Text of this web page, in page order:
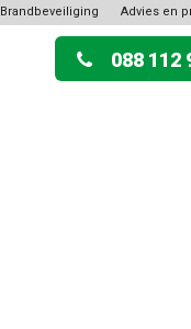
Brandbeveiliging Advies en
088 112